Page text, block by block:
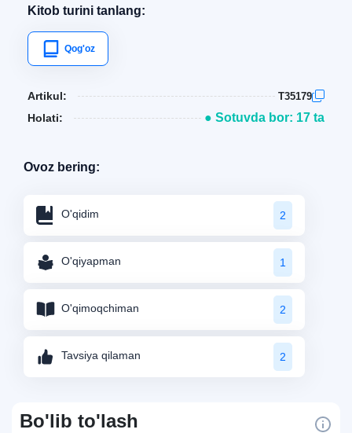
Kitob turini tanlang:
Qog'oz
Artikul: T35179
Holati: ● Sotuvda bor: 17 ta
Ovoz bering:
O'qidim 2
O'qiyapman 1
O'qimoqchiman 2
Tavsiya qilaman 2
Bo'lib to'lash